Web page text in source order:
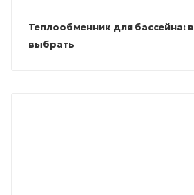
Теплообменник для бассейна:
выбрать